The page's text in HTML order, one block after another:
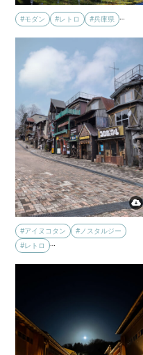
#モダン #レトロ #兵庫県 …
#アイヌコタン
#ノスタルジー
#レトロ
…